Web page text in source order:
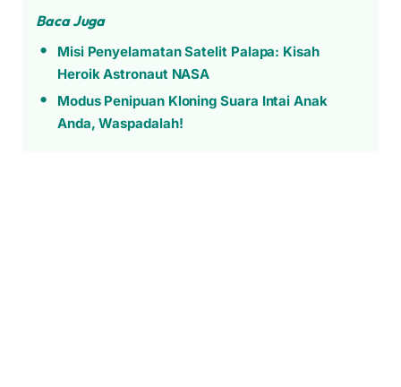
Baca Juga
Misi Penyelamatan Satelit Palapa: Kisah
Heroik Astronaut NASA
Modus Penipuan Kloning Suara Intai Anak
Anda, Waspadalah!